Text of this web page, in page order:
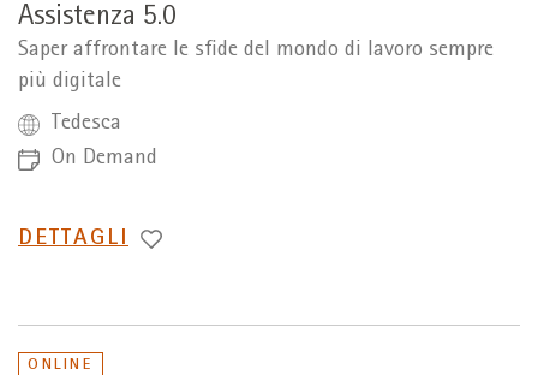
Assistenza 5.0
Saper affrontare le sfide del mondo di lavoro sempre
più digitale
Tedesca
On Demand
PASSA
DETTAGLI
ONLINE